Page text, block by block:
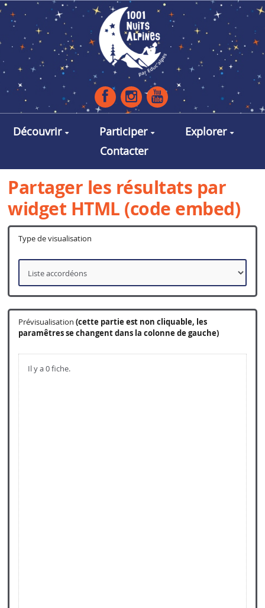
Aller au contenu principal
Découvrir Participer
Explorer
Contacter
Partager les résultats par
widget HTML (code embed)
Type de visualisation
Prévisualisation (cette partie est non cliquable, les
paramêtres se changent dans la colonne de gauche)